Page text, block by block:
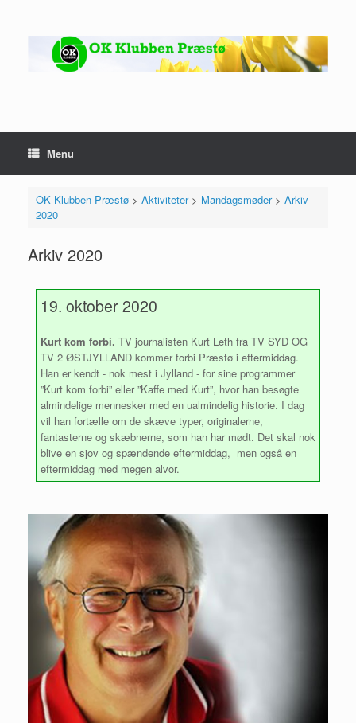
indhold
Menu
OK Klubben Præstø> Aktiviteter> Mandagsmøder> Arkiv
2020
Arkiv 2020
19. oktober 2020
Kurt kom forbi. TV journalisten Kurt Leth fra TV SYD OG
TV 2 ØSTJYLLAND kommer forbi Præstø i eftermiddag.
Han er kendt - nok mest i Jylland - for sine programmer
”Kurt kom forbi” eller ”Kaffe med Kurt”, hvor han besøgte
almindelige mennesker med en ualmindelig historie. I dag
vil han fortælle om de skæve typer, originalerne,
fantasterne og skæbnerne, som han har mødt. Det skal nok
blive en sjov og spændende eftermiddag, men også en
eftermiddag med megen alvor.